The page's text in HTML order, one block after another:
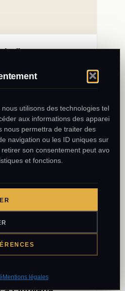
utilisons des technologies telles
aux informations des appareils.
nous permettra de traiter des
navigation ou les ID uniques sur ce
son consentement peut avoir
et fonctions.
Mentions légales
belles
plus visitées de Serbie,
à accueillir les